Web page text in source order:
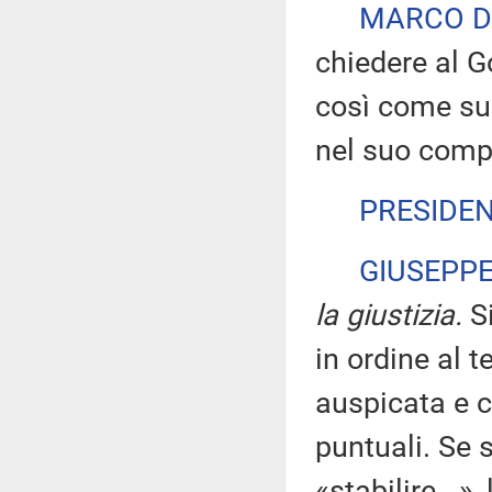
MARCO
chiedere al
così come
nel suo
la giustizia.
in ordine al
auspicata e
puntuali. Se